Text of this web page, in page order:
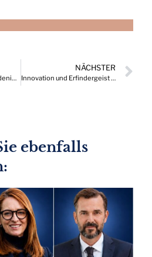
Stellantis will mit Milliardeninvestition Wachstum in den USA beschleunigen
NÄCHSTER
Innovation und Erfindergeist – Porsche Preis der TU Wien 2025
ebenfalls